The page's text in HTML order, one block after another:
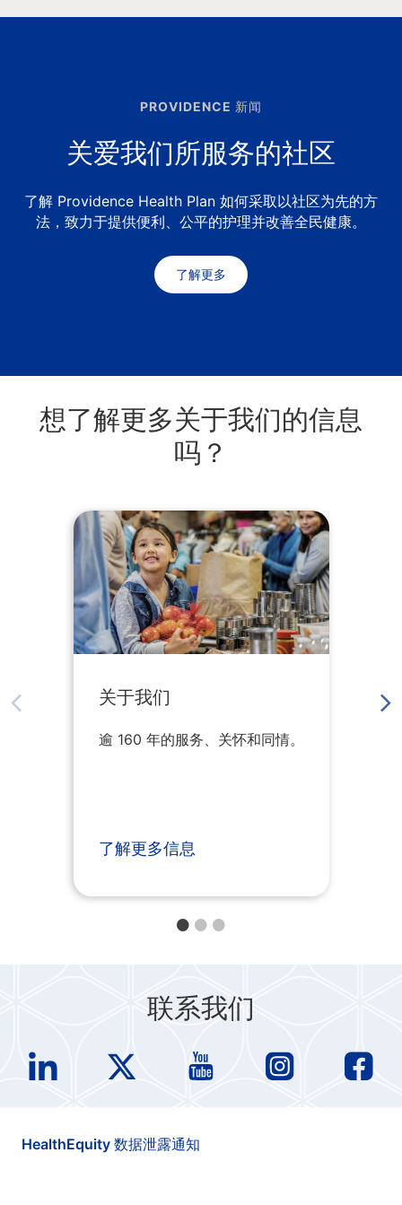
PROVIDENCE 新闻
关爱我们所服务的社区
了解 Providence Health Plan 如何采取以社区为先的方
法，致力于提供便利、公平的护理并改善全民健康。
了解更多
想了解更多关于我们的信息
吗？
关于我们
逾 160 年的服务、关怀和同情。
了解更多信息
联系我们
HealthEquity 数据泄露通知